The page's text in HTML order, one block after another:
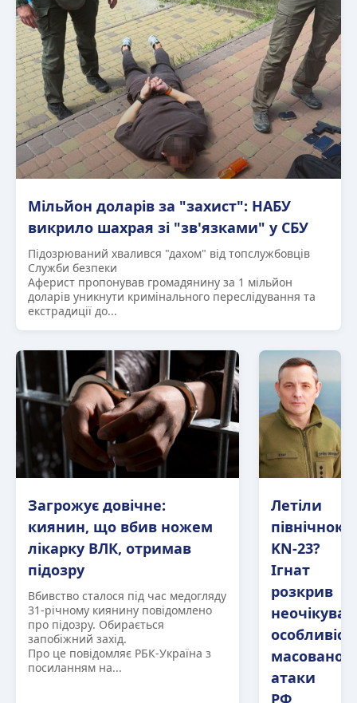
Мільйон доларів за "захист": НАБУ
викрило шахрая зі "зв'язками" у СБУ
Підозрюваний хвалився "дахом" від топслужбовців
Служби безпеки
Аферист пропонував громадянину за 1 мільйон
доларів уникнути кримінального переслідування та
екстрадиції до...
Загрожує довічне:
киянин, що вбив ножем
лікарку ВЛК, отримав
підозру
Вбивство сталося під час медогляду
31-річному киянину повідомлено
про підозру. Обирається
запобіжний захід.
Про це повідомляє РБК-Україна з
посиланням на...
Летіли
KN-23?
Ігнат
розкрив
масованої
атаки
РФ